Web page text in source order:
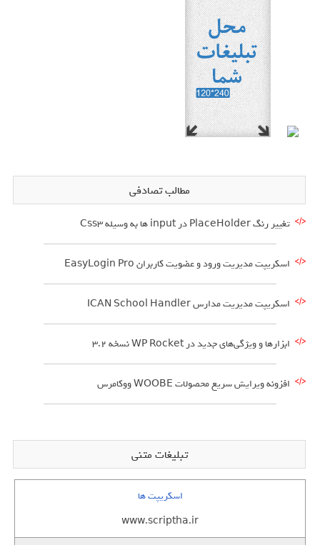
مطالب تصادفی
تغییر رنگ PlaceHolder در input ها به وسیله Css3
اسکریپت مدیریت ورود و عضویت کاربران EasyLogin Pro
اسکریپت مدیریت مدارس ICAN School Handler
ابزارها و ویژگی‌های جدید در WP Rocket نسخه 3.2
افزونه ویرایش سریع محصولات WOOBE ووکامرس
تبلیغات متنی
اسکریپت ها
www.scriptha.ir